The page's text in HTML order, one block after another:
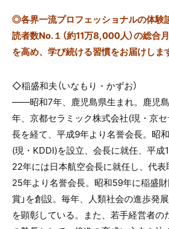
◎各界一流プロフェッショナルの体験
読者数No.１（約11万8,000人）の総合
を高め、学び続ける習慣をお届けしま
◇稲盛和夫（いなもり・かずお）
――昭和7年、鹿児島県生まれ。鹿児
年、京都セラミック株式会社(現・京
長を経て、平成9年より名誉会長。昭
(現・KDDI)を設立、会長に就任、平成
22年には日本航空会長に就任し、代表
25年より名誉会長。昭和59年に稲盛財
賞」を創設。毎年、人類社会の進歩発
を顕彰している。また、若手経営者の